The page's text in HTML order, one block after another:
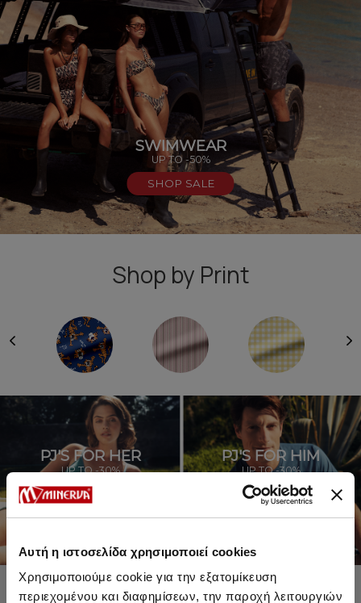
Αυτή η ιστοσελίδα χρησιμοποιεί cookies
Χρησιμοποιούμε cookie για την εξατομίκευση
περιεχομένου και διαφημίσεων, την παροχή λειτουργιών
SWIMWEAR
UP TO -50%
SHOP SALE
Shop by Print
PJ'S FOR HER
UP TO -30%
SHOP SALE
PJ'S FOR HIM
UP TO -30%
SHOP SALE